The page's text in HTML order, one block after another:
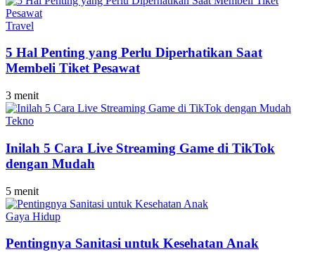
Travel
5 Hal Penting yang Perlu Diperhatikan Saat
Membeli Tiket Pesawat
3 menit
Tekno
Inilah 5 Cara Live Streaming Game di TikTok
dengan Mudah
5 menit
Gaya Hidup
Pentingnya Sanitasi untuk Kesehatan Anak